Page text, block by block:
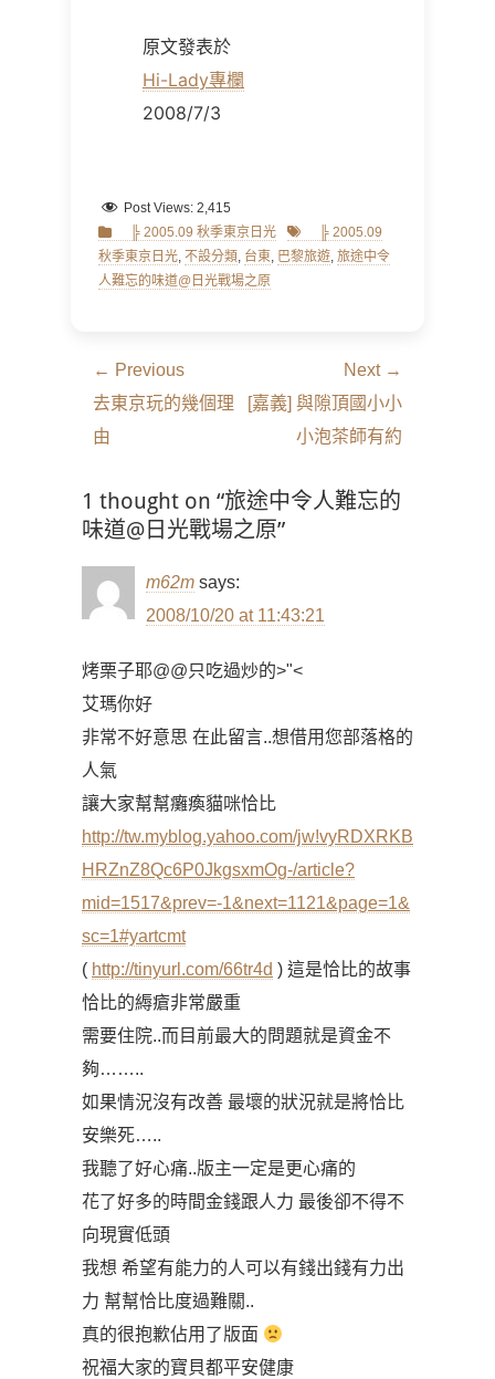
原文發表於
Hi-Lady專欄
2008/7/3
Post Views: 2,415
Categories
╠ 2005.09 秋季東京日光 Tags ╠ 2005.09
秋季東京日光, 不設分類, 台東, 巴黎旅遊, 旅途中令
人難忘的味道@日光戰場之原
文
章
導
覽
← Previous
Previous
post:
去東京玩的幾個理
由
Next →
Next
[嘉義] 與隙頂國小小
小泡茶師有約
1 thought on “旅途中令人難忘的
味道@日光戰場之原”
m62m says:
2008/10/20 at 11:43:21
烤栗子耶@@只吃過炒的>"<
艾瑪你好
非常不好意思 在此留言..想借用您部落格的
人氣
讓大家幫幫癱瘓貓咪恰比
http://tw.myblog.yahoo.com/jw!vyRDXRKB
HRZnZ8Qc6P0JkgsxmOg-/article?
mid=1517&prev=-1&next=1121&page=1&
sc=1#yartcmt
( http://tinyurl.com/66tr4d ) 這是恰比的故事
恰比的縟瘡非常嚴重
需要住院..而目前最大的問題就是資金不
夠……..
如果情況沒有改善 最壞的狀況就是將恰比
安樂死…..
我聽了好心痛..版主一定是更心痛的
花了好多的時間金錢跟人力 最後卻不得不
向現實低頭
我想 希望有能力的人可以有錢出錢有力出
力 幫幫恰比度過難關..
真的很抱歉佔用了版面
祝福大家的寶貝都平安健康